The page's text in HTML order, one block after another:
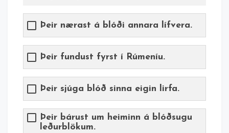
Þeir nærast á blóði annara lífvera.
Þeir fundust fyrst í Rúmeníu.
Þeir sjúga blóð sinna eigin lirfa.
Þeir bárust um heiminn á blóðsugu
leðurblökum.